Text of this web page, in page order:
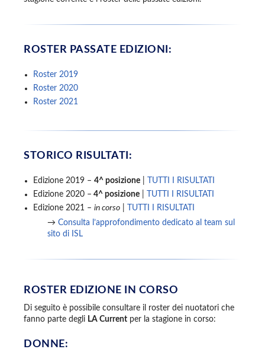
ROSTER PASSATE EDIZIONI:
Roster 2019
Roster 2020
Roster 2021
STORICO RISULTATI:
Edizione 2019 – 4^ posizione
TUTTI I RISULTATI
Edizione 2020 – 4^ posizione
TUTTI I RISULTATI
Edizione 2021 – in corso
TUTTI I RISULTATI
→ Consulta l’approfondimento dedicato al team sul
sito di ISL
ROSTER EDIZIONE IN CORSO
Di seguito è possibile consultare il roster dei nuotatori che
fanno parte degli LA Current per la stagione in corso:
DONNE: